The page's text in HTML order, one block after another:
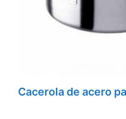
Cacerola de acero